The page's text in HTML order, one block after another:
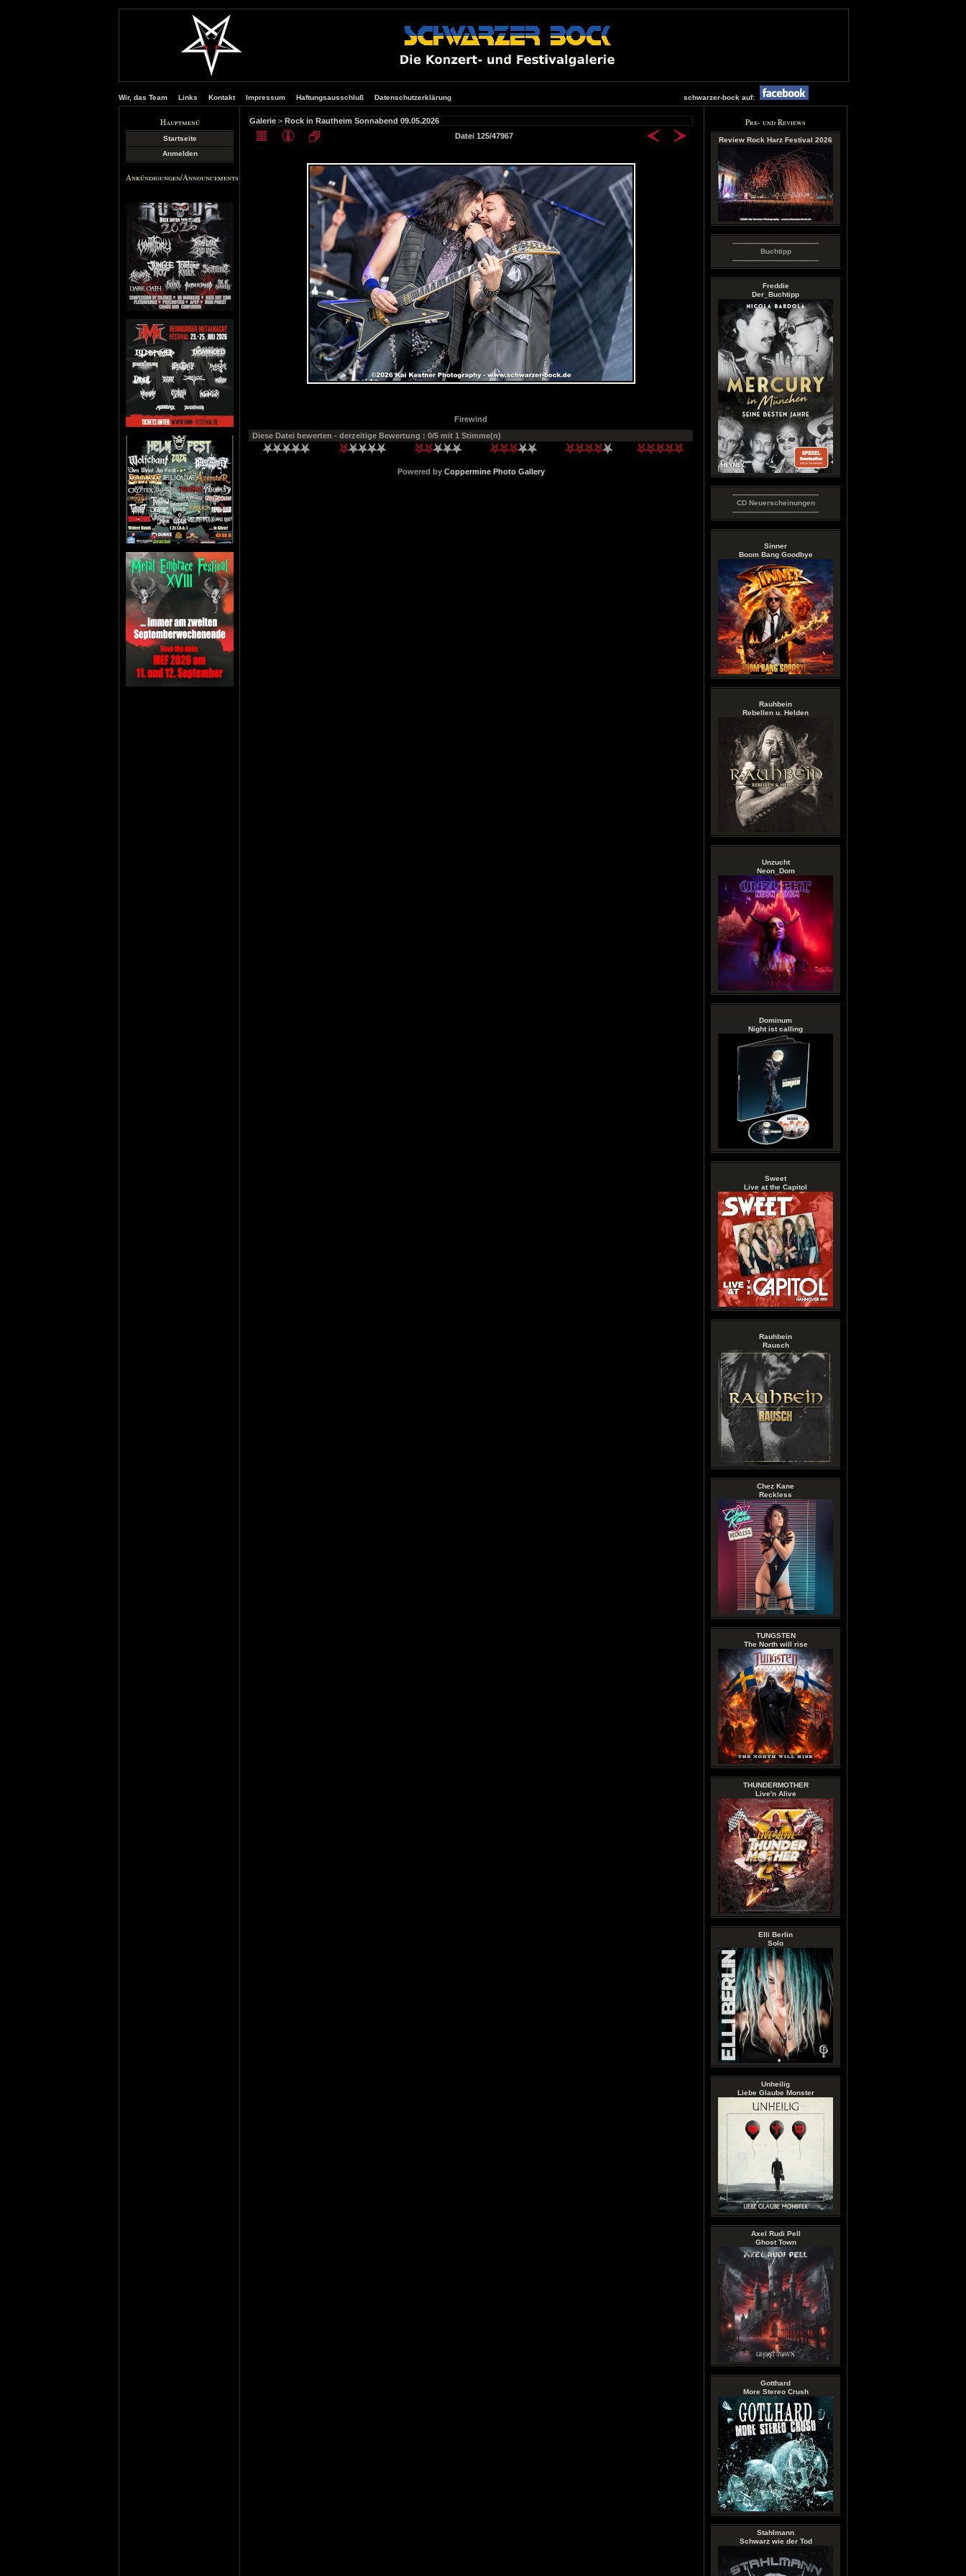
Wir, das Team Links Kontakt Impressum Haftungsausschluß Datenschutzerklärung schwarzer-bock auf:
Hauptmenü
Startseite
Anmelden
Ankündigungen/Announcements
Pre- und Reviews
Review Rock Harz Festival 2026
----------------------------------------
Buchtipp
----------------------------------------
Freddie
Der_Buchtipp
----------------------------------------
CD Neuerscheinungen
----------------------------------------
Sinner
Boom Bang Goodbye
Rauhbein
Rebellen u. Helden
Unzucht
Neon_Dom
Dominum
Night ist calling
Sweet
Live at the Capitol
Rauhbein
Rausch
Chez Kane
Reckless
TUNGSTEN
The North will rise
THUNDERMOTHER
Live'n Alive
Elli Berlin
Solo
Unheilig
Liebe Glaube Monster
Axel Rudi Pell
Ghost Town
Gotthard
More Stereo Crush
Stahlmann
Schwarz wie der Tod
Galerie > Rock in Rautheim Sonnabend 09.05.2026
Datei 125/47967
Firewind
Diese Datei bewerten - derzeitige Bewertung : 0/5 mit 1 Stimme(n)
Powered by Coppermine Photo Gallery